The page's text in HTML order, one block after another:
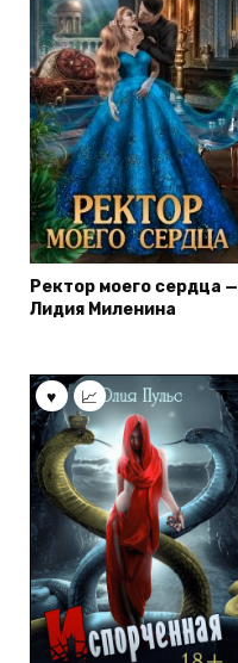
Ректор моего сердца —
Лидия Миленина